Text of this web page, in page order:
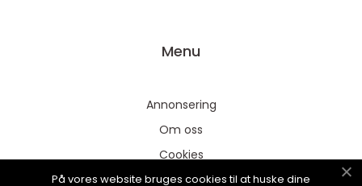
Menu
Annonsering
Om oss
Cookies
Kontakta oss
På vores website bruges cookies til at huske dine